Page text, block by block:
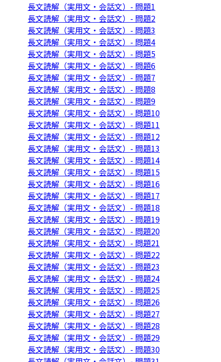
長文読解（実用文・会話文）- 問題1
長文読解（実用文・会話文）- 問題2
長文読解（実用文・会話文）- 問題3
長文読解（実用文・会話文）- 問題4
長文読解（実用文・会話文）- 問題5
長文読解（実用文・会話文）- 問題6
長文読解（実用文・会話文）- 問題7
長文読解（実用文・会話文）- 問題8
長文読解（実用文・会話文）- 問題9
長文読解（実用文・会話文）- 問題10
長文読解（実用文・会話文）- 問題11
長文読解（実用文・会話文）- 問題12
長文読解（実用文・会話文）- 問題13
長文読解（実用文・会話文）- 問題14
長文読解（実用文・会話文）- 問題15
長文読解（実用文・会話文）- 問題16
長文読解（実用文・会話文）- 問題17
長文読解（実用文・会話文）- 問題18
長文読解（実用文・会話文）- 問題19
長文読解（実用文・会話文）- 問題20
長文読解（実用文・会話文）- 問題21
長文読解（実用文・会話文）- 問題22
長文読解（実用文・会話文）- 問題23
長文読解（実用文・会話文）- 問題24
長文読解（実用文・会話文）- 問題25
長文読解（実用文・会話文）- 問題26
長文読解（実用文・会話文）- 問題27
長文読解（実用文・会話文）- 問題28
長文読解（実用文・会話文）- 問題29
長文読解（実用文・会話文）- 問題30